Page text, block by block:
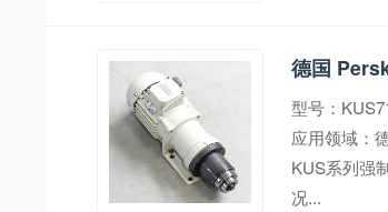
德国
型号：
应用领域：
KUS系列强
况...